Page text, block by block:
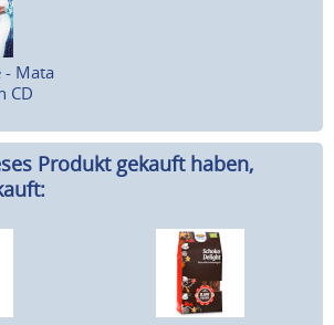
- Mata
CD
Produkt gekauft haben,